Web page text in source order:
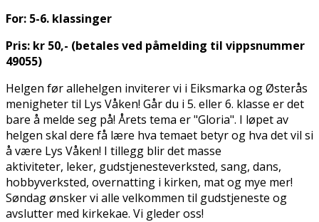
For: 5-6. klassinger
Pris: kr 50,- (betales ved påmelding til vippsnummer
49055)
Helgen før allehelgen inviterer vi i Eiksmarka og Østerås
menigheter til Lys Våken! Går du i 5. eller 6. klasse er det
bare å melde seg på! Årets tema er "Gloria". I løpet av
helgen skal dere få lære hva temaet betyr og hva det vil si
å være Lys Våken! I tillegg blir det masse
aktiviteter, leker, gudstjenesteverksted, sang, dans,
hobbyverksted, overnatting i kirken, mat og mye mer!
Søndag ønsker vi alle velkommen til gudstjeneste og
avslutter med kirkekaffe. Vi gleder oss!